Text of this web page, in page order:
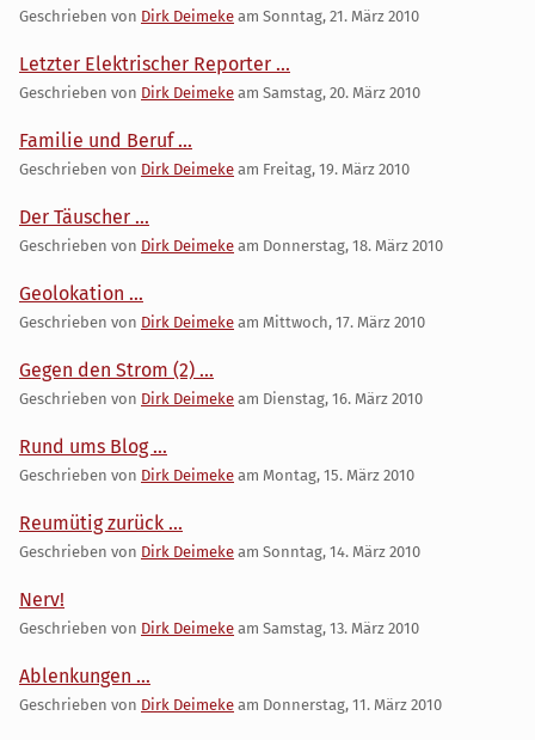
Geschrieben von Dirk Deimeke am Sonntag, 21. März 2010
Letzter Elektrischer Reporter ...
Geschrieben von Dirk Deimeke am Samstag, 20. März 2010
Familie und Beruf ...
Geschrieben von Dirk Deimeke am Freitag, 19. März 2010
Der Täuscher ...
Geschrieben von Dirk Deimeke am Donnerstag, 18. März 2010
Geolokation ...
Geschrieben von Dirk Deimeke am Mittwoch, 17. März 2010
Gegen den Strom (2) ...
Geschrieben von Dirk Deimeke am Dienstag, 16. März 2010
Rund ums Blog ...
Geschrieben von Dirk Deimeke am Montag, 15. März 2010
Reumütig zurück ...
Geschrieben von Dirk Deimeke am Sonntag, 14. März 2010
Nerv!
Geschrieben von Dirk Deimeke am Samstag, 13. März 2010
Ablenkungen ...
Geschrieben von Dirk Deimeke am Donnerstag, 11. März 2010